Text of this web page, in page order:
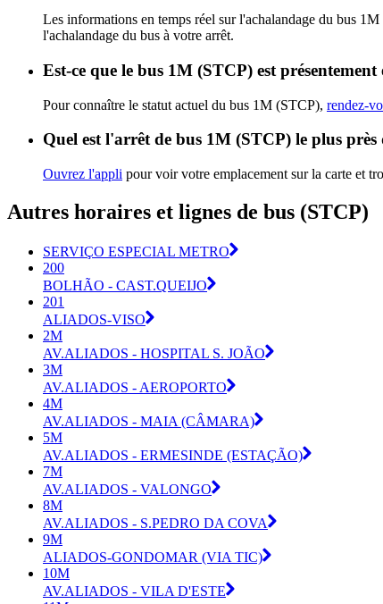
Les informations en temps réel sur l'achalandage du bus
l'achalandage du bus à votre arrêt.
Est-ce que le bus 1M (STCP) est présentement
Pour connaître le statut actuel du bus 1M (STCP), rendez-
Quel est l'arrêt de bus 1M (STCP) le plus près
Ouvrez l'appli pour voir votre emplacement sur la carte et
Autres horaires et lignes de bus (STCP)
SERVIÇO ESPECIAL METRO
200
BOLHÃO - CAST.QUEIJO
201
ALIADOS-VISO
2M
AV.ALIADOS - HOSPITAL S. JOÃO
3M
AV.ALIADOS - AEROPORTO
4M
AV.ALIADOS - MAIA (CÂMARA)
5M
AV.ALIADOS - ERMESINDE (ESTAÇÃO)
7M
AV.ALIADOS - VALONGO
8M
AV.ALIADOS - S.PEDRO DA COVA
9M
ALIADOS-GONDOMAR (VIA TIC)
10M
AV.ALIADOS - VILA D'ESTE